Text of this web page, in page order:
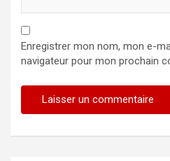
Enregistrer mon nom, mon e-
navigateur pour mon prochain